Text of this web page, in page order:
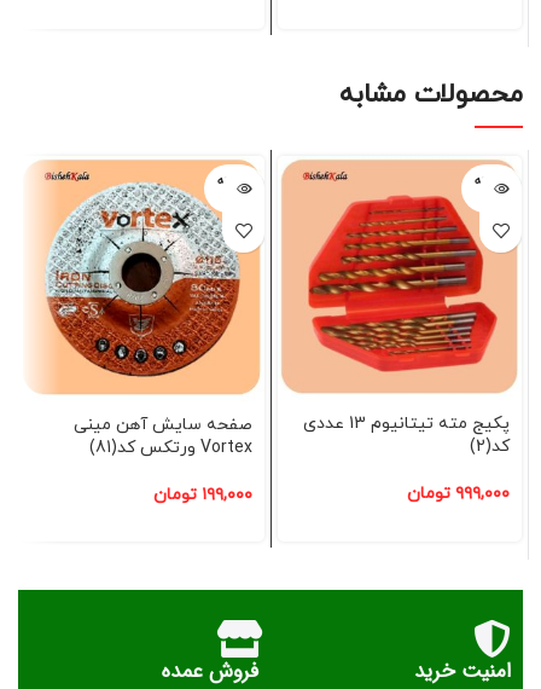
محصولات مشابه
فروخته
شده
پکیج مته تیتانیوم 13 عددی
کد(2)
۹۹۹,۰۰۰ تومان
فروخته
شده
صفحه سایش آهن مینی
Vortex ورتکس کد(81)
۱۹۹,۰۰۰ تومان
امنیت خرید فروش عمده